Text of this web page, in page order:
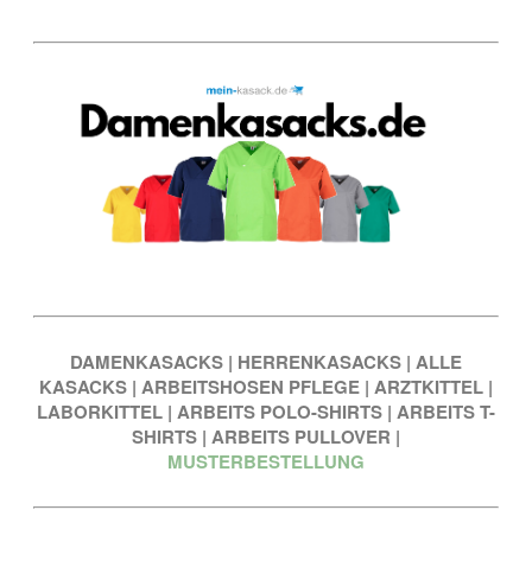
DAMENKASACKS | HERRENKASACKS | ALLE
KASACKS | ARBEITSHOSEN PFLEGE | ARZTKITTEL |
LABORKITTEL | ARBEITS POLO-SHIRTS | ARBEITS T-
SHIRTS | ARBEITS PULLOVER |
MUSTERBESTELLUNG